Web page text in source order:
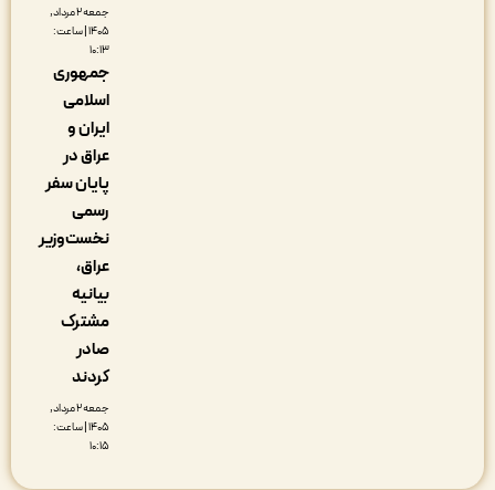
جمعه ۲ مرداد,
۱۴۰۵ | ساعت:
جمهوری
پایان سفر
نخست‌وزیر
جمعه ۲ مرداد,
۱۴۰۵ | ساعت: